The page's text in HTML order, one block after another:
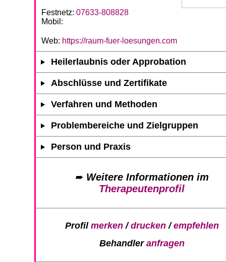
Festnetz: 07633-808828
Mobil:
Web: https://raum-fuer-loesungen.com
Heilerlaubnis oder Approbation
Abschlüsse und Zertifikate
Verfahren und Methoden
Problembereiche und Zielgruppen
Person und Praxis
➨ Weitere Informationen im
Therapeutenprofil
Profil merken/drucken/empfehlen
Behandler anfragen